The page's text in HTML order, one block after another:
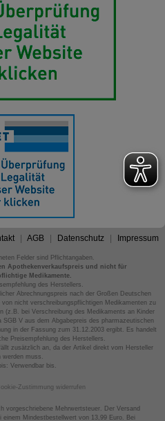
AGB Datenschutz Impressum
Felder sind Pflichtangaben.
Apothekenverkaufspreis und nicht für
Medikamente.
des Herstellers.
Abrechnungspreis nach der Großen Deutschen
nicht verschreibungspflichtigen Medikamenten zu
(z.B. bei Verschreibung des Medikaments an Kinder
V aus dem Abgabepreis des pharmazeutischen
in der Fassung zum 31.12.2003 ergibt. Es handelt
Preisempfehlung des Herstellers.
zusätzlich an, da der Artikel direkt vom Hersteller
werden muss.
Verwendbar bis.
Zustimmung widerrufen
vorgeschriebene Mehrwertsteuer. Der Versand
Mindestbestellwert von 13,99 Euro. Bei